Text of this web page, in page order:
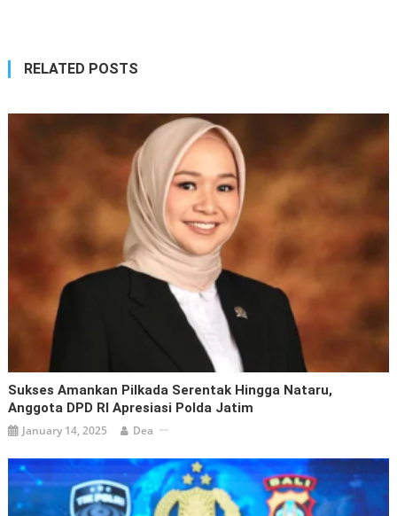
RELATED POSTS
Sukses Amankan Pilkada Serentak Hingga Nataru,
Anggota DPD RI Apresiasi Polda Jatim
January 14, 2025 Dea